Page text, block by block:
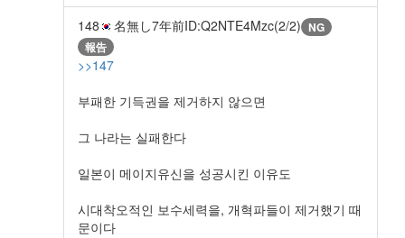
148 名無し7年前ID:Q2NTE4Mzc(2/2) NG
報告
>>147
부패한 기득권을 제거하지 않으면
그 나라는 실패한다
일본이 메이지유신을 성공시킨 이유도
시대착오적인 보수세력을, 개혁파들이 제거했기 때
문이다